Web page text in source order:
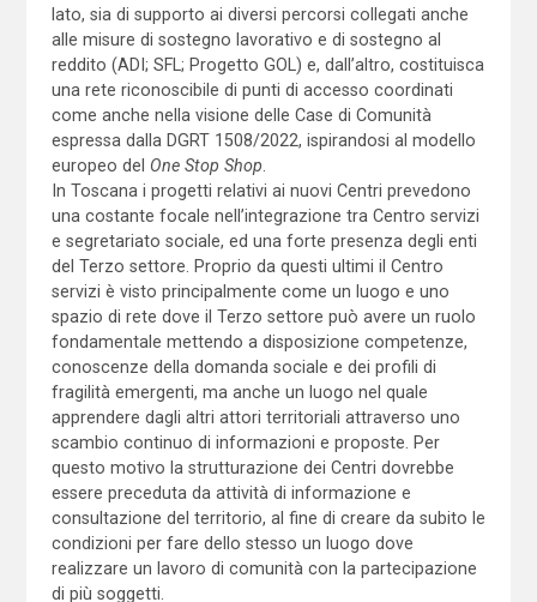
lato, sia di supporto ai diversi percorsi collegati anche
alle misure di sostegno lavorativo e di sostegno al
reddito (ADI; SFL; Progetto GOL) e, dall’altro, costituisca
una rete riconoscibile di punti di accesso coordinati
come anche nella visione delle Case di Comunità
espressa dalla DGRT 1508/2022, ispirandosi al modello
europeo del One Stop Shop
In Toscana i progetti relativi ai nuovi Centri prevedono
una costante focale nell’integrazione tra Centro servizi
e segretariato sociale, ed una forte presenza degli enti
del Terzo settore. Proprio da questi ultimi il Centro
servizi è visto principalmente come un luogo e uno
spazio di rete dove il Terzo settore può avere un ruolo
fondamentale mettendo a disposizione competenze,
conoscenze della domanda sociale e dei profili di
fragilità emergenti, ma anche un luogo nel quale
apprendere dagli altri attori territoriali attraverso uno
scambio continuo di informazioni e proposte. Per
questo motivo la strutturazione dei Centri dovrebbe
essere preceduta da attività di informazione e
consultazione del territorio, al fine di creare da subito le
condizioni per fare dello stesso un luogo dove
realizzare un lavoro di comunità con la partecipazione
di più soggetti.